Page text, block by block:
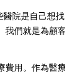
院是自己想
我們就是為顧
費用。作為醫